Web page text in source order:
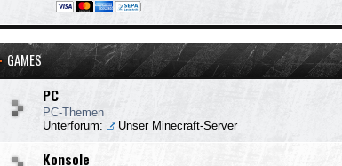
GAMES
PC
PC-Themen
Unterforum:
Unser Minecraft-Server
Konsole